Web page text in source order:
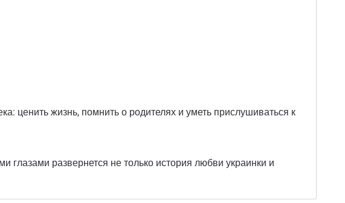
ценить жизнь, помнить о родителях и уметь прислушиваться к
глазами развернется не только история любви украинки и